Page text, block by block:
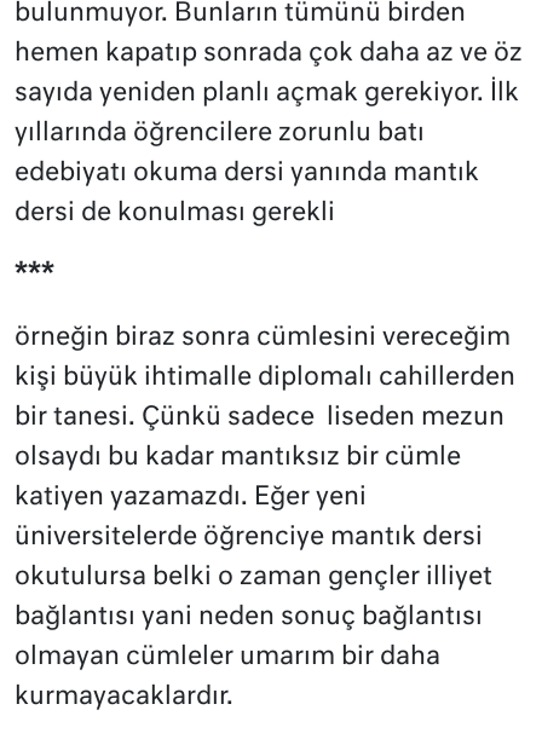
bulunmuyor. Bunların tümünü birden
hemen kapatıp sonrada çok daha az ve öz
sayıda yeniden planlı açmak gerekiyor. İlk
yıllarında öğrencilere zorunlu batı
edebiyatı okuma dersi yanında mantık
dersi de konulması gerekli
***
örneğin biraz sonra cümlesini vereceğim
kişi büyük ihtimalle diplomalı cahillerden
bir tanesi. Çünkü sadece liseden mezun
olsaydı bu kadar mantıksız bir cümle
katiyen yazamazdı. Eğer yeni
üniversitelerde öğrenciye mantık dersi
okutulursa belki o zaman gençler illiyet
bağlantısı yani neden sonuç bağlantısı
olmayan cümleler umarım bir daha
kurmayacaklardır.